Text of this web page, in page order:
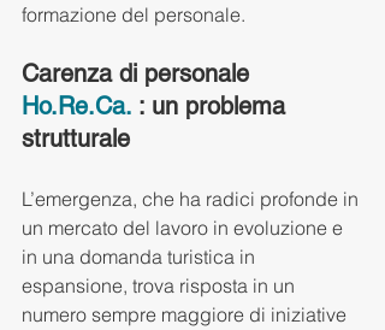
formazione del personale.
Carenza di personale
Ho.Re.Ca. : un problema
strutturale
L’emergenza, che ha radici profonde in
un mercato del lavoro in evoluzione e
in una domanda turistica in
espansione, trova risposta in un
numero sempre maggiore di iniziative